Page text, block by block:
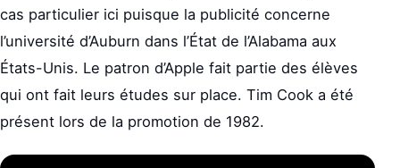
cas particulier ici puisque la publicité concerne
l’université d’Auburn dans l’État de l’Alabama aux
États-Unis. Le patron d’Apple fait partie des élèves
qui ont fait leurs études sur place. Tim Cook a été
présent lors de la promotion de 1982.